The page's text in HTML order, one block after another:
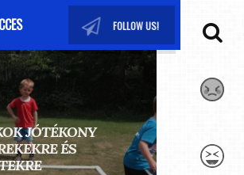
FOLLOW US!
JÓTÉKONY
ÉS
AZ